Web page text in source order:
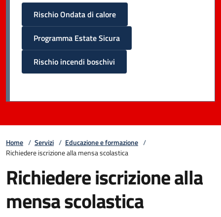
Rischio Ondata di calore
Programma Estate Sicura
Rischio incendi boschivi
Home / Servizi / Educazione e formazione /
Richiedere iscrizione alla mensa scolastica
Richiedere iscrizione alla
mensa scolastica